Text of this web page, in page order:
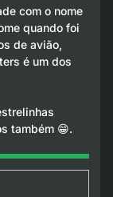
com o nome
quando foi
de avião,
é um dos
também 😁.